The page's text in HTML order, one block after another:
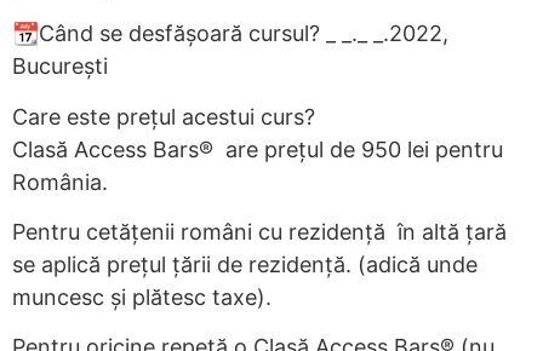
📆Când se desfășoară cursul? _ _._ _.2022,
București
Care este prețul acestui curs?
Clasă Access Bars® are prețul de 950 lei pentru
România.
Pentru cetățenii români cu rezidență în altă țară
se aplică prețul țării de rezidență. (adică unde
muncesc și plătesc taxe).